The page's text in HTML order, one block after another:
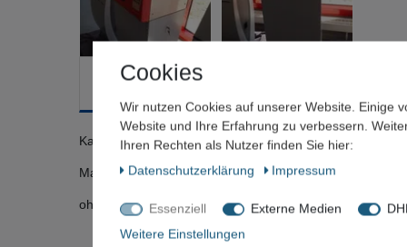
Beschreibung
Kassenterminal für Tankstellen u.a.
Maße: ca. 550 x 550 x 1400 mm (LxBxH)
ohne Inhalt
Cookies
Wir nutzen Cookies auf unserer Website. Einige
Website und Ihre Erfahrung zu verbessern.
Ihren Rechten als Nutzer finden Sie hier:
Daten­schutz­erklärung
Impressum
Essenziell Externe Medien
Weitere Einstellungen